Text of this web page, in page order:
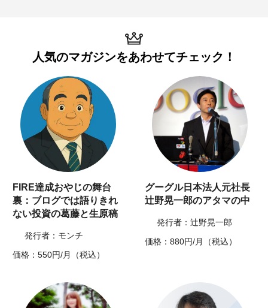
人気のマガジンをあわせてチェック！
FIRE達成おやじの舞台
裏：ブログでは語りきれ
ない投資の葛藤と生原稿
発行者：モンチ
価格：550円/月（税込）
グーグル日本法人元社長
辻野晃一郎のアタマの中
発行者：辻野晃一郎
価格：880円/月（税込）